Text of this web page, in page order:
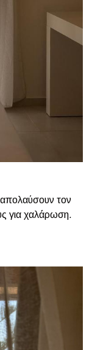
τον
για χαλάρωση.